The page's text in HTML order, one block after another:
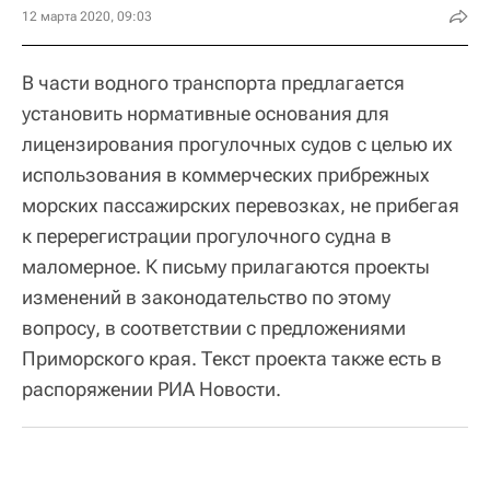
12 марта 2020, 09:03
В части водного транспорта предлагается
установить нормативные основания для
лицензирования прогулочных судов с целью их
использования в коммерческих прибрежных
морских пассажирских перевозках, не прибегая
к перерегистрации прогулочного судна в
маломерное. К письму прилагаются проекты
изменений в законодательство по этому
вопросу, в соответствии с предложениями
Приморского края. Текст проекта также есть в
распоряжении РИА Новости.